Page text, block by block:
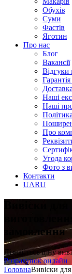
Обухів
Суми
Фастів
Яготин
Про нас
Блог
Вакансії
Відгуки
Наші
Наші
Про
Угода
Фото з
Контакти
UARU
Вивіски
замовлення
Дізнайтесь ціну
Розрахунок онлайн
ГоловнаВивіски для